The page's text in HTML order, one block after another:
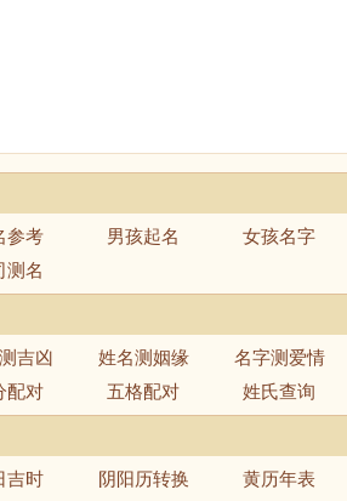
参考 男孩起名
女孩名字
测名
吉凶 姓名测姻缘
名字测爱情
配对 五格配对 姓氏查询
吉时 阴阳历转换
黄历年表